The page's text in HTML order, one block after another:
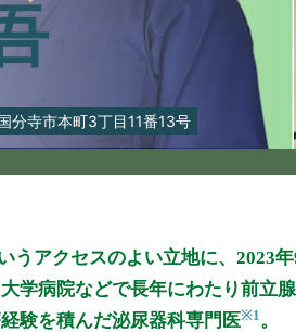
分寺市本町3丁目11番13号
うアクセスのよい立地に、2023
学病院などで長年にわたり前立
験を積んだ泌尿器科専門医※1 。